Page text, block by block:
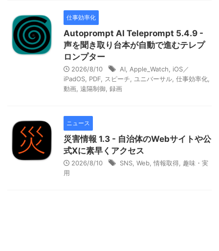
仕事効率化
Autoprompt AI Teleprompt 5.4.9 -
声を聞き取り台本が自動で進むテレプ
ロンプター
2026/8/10 AI Apple_Watch
iOS／
iPadOS PDF スピーチ ユニバーサル 仕事効率化
動画 遠隔制御 録画
ニュース
災害情報 1.3 - 自治体のWebサイトや公
式Xに素早くアクセス
2026/8/10 SNS Web 情報取得 趣味・実
用